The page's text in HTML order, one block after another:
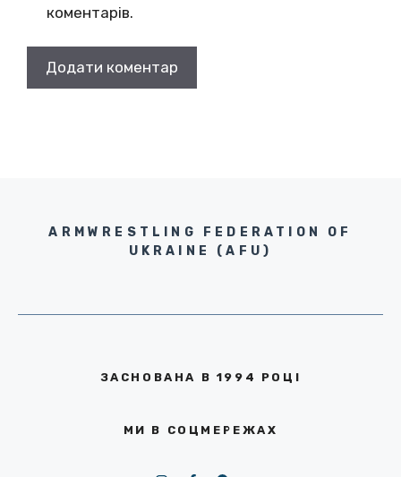
коментарів.
ARMWRESTLING FEDERATION OF
UKRAINE (AFU)
ЗАСНОВАНА В 1994 РОЦІ
МИ В СОЦМЕРЕЖАХ